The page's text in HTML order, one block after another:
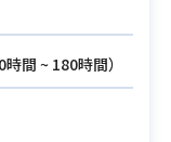
時間 ~ 180時間）